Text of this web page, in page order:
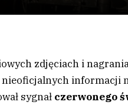
zdjęciach i
nieoficjalnych informacji
sygnał czerwonego